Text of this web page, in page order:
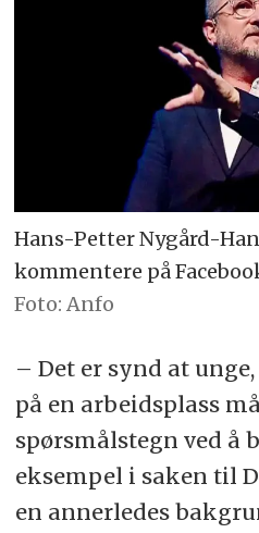
Hans-Petter Nygård-
kommentere på
Foto: Anfo
– Det er synd at
på en arbeidsplass
spørsmålstegn ved å
eksempel i saken til
en annerledes